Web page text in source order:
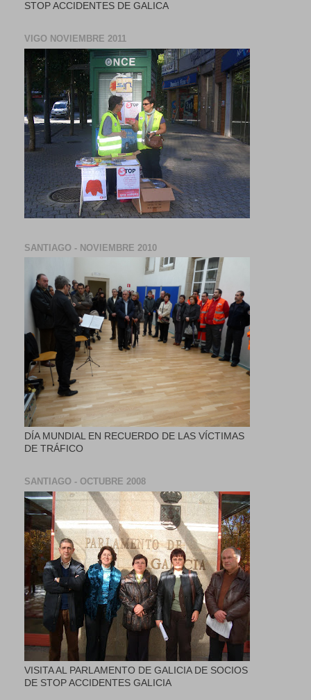
STOP ACCIDENTES DE GALICA
VIGO NOVIEMBRE 2011
SANTIAGO - NOVIEMBRE 2010
DÍA MUNDIAL EN RECUERDO DE LAS VÍCTIMAS
DE TRÁFICO
SANTIAGO - OCTUBRE 2008
VISITA AL PARLAMENTO DE GALICIA DE SOCIOS
DE STOP ACCIDENTES GALICIA